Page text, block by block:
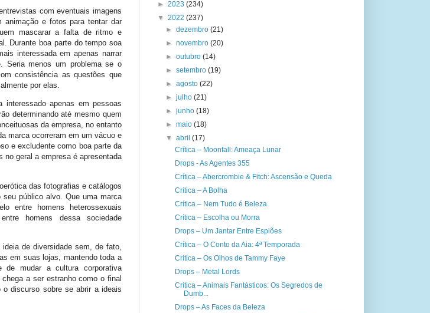
com eventuais imagens
animação e fotos para tentar dar
mascarar a falta de ritmo e
Durante boa parte do tempo soa
interessada em apenas narrar
Seria menos um problema se o
consistência as questões que
por elas.
apenas em pessoas
determinando até mesmo quem
da empresa, no entanto
marca ocorreram em um vácuo e
e excludente como boa parte da
geral a empresa é apresentada
das fotografias e catálogos
público alvo. Que uma marca
entre homens heterossexuais
homens dessa sociedade
de diversidade sem, de fato,
em suas lojas, mantendo toda a
de mudar a cultura corporativa
a ser estranho como o final
discurso sobre se abrir a ideais
► 2023 (234)
▼ 2022 (237)
►dezembro(21)
►novembro(20)
►outubro(14)
►setembro(19)
►agosto(22)
►julho(21)
►junho(18)
►maio(18)
▼abril(17)
Crítica – Moonfall: Ameaça Lunar
Drops - As Agentes 355
Crítica – Abercrombie & Fitch: Ascensão e Queda
Crítica – A Bolha
Crítica – Nem Tudo é Beleza
Crítica – Escolha ou Morra
Drops – Um Jantar Entre Espiões
Crítica – O Conto da Aia: 4ª Temporada
Crítica – Os Olhos de Tammy Faye
Drops – Metal Lords
Crítica – Animais Fantásticos: Os Segredos de
Dumb...
Drops – As Faces da Beleza